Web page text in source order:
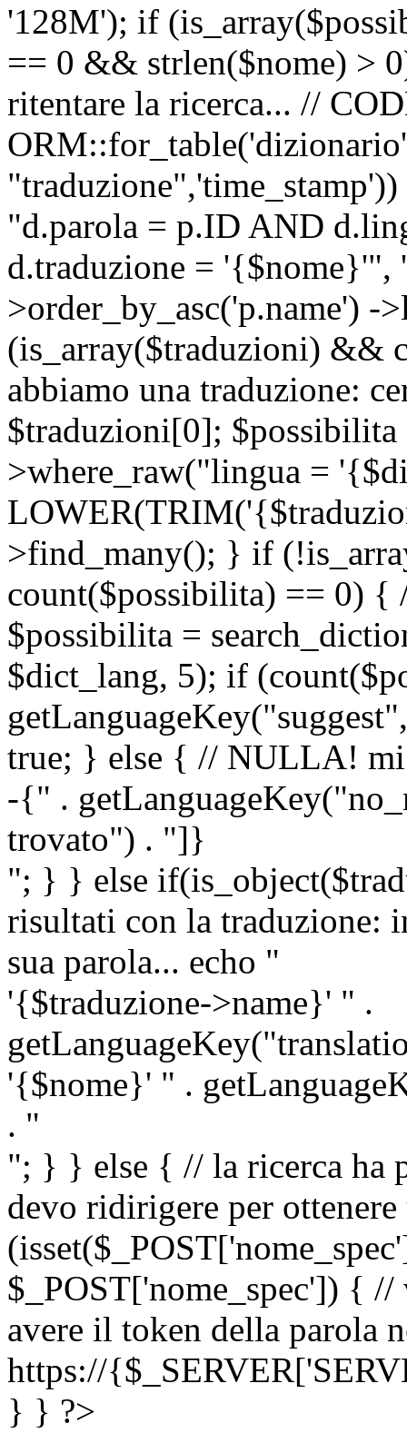
'128M'); if
== 0 && strlen($nome) >
ritentare la ricerca... //
"d.parola = p.ID AND
d.traduzione = '{$nome}'",
>order_by_asc('p.name')
(is_array($traduzioni) &&
abbiamo una traduzione:
$traduzioni[0];
>where_raw("lingua =
>find_many(); } if
count($possibilita) == 0) {
$possibilita =
$dict_lang, 5); if
true; } else { // NULLA! mi
-{" .
trovato") . "]}
"; } } else
risultati con la traduzione:
sua parola... echo "
'{$traduzione->name}' " .
'{$nome}' " .
. "
"; } } else { // la ricerca ha
devo ridirigere per
$_POST['nome_spec']) {
avere il token della parola
https://
} } ?>